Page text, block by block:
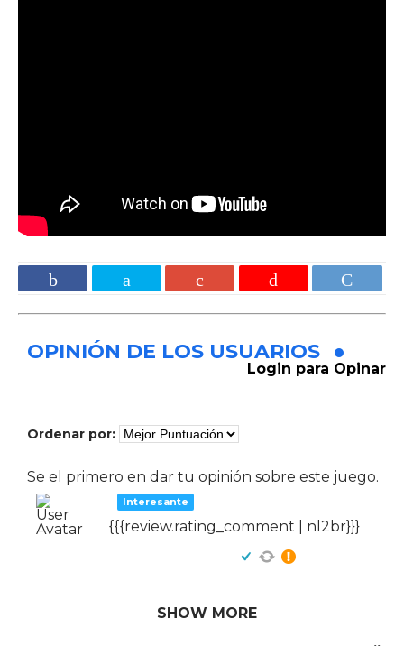
OPINIÓN DE LOS USUARIOS
Login para Opinar
Ordenar por:
Se el primero en dar tu opinión sobre este juego.
Interesante
{{{review.rating_comment | nl2br}}}
SHOW MORE